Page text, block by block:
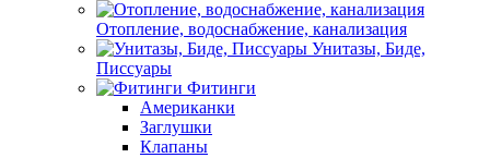
Отопление, водоснабжение, канализация
Унитазы, Биде,
Писсуары
Фитинги
Американки
Заглушки
Клапаны